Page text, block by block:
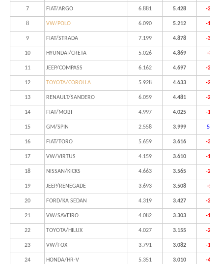
7 FIAT/ARGO 6.881 5.428 -
8 VW/POLO 6.090 5.212 -
9 FIAT/STRADA 7.199 4.878 -
10 HYUNDAI/CRETA 5.026 4.869 -
11 JEEP/COMPASS 6.162 4.697 -
12 TOYOTA/COROLLA 5.928 4.633 -
13 RENAULT/SANDERO 6.059 4.481 -
14 FIAT/MOBI 4.997 4.025 -
15 GM/SPIN 2.558 3.999
16 FIAT/TORO 5.659 3.616 -
17 VW/VIRTUS 4.159 3.610 -
18 NISSAN/KICKS 4.663 3.565 -
19 JEEP/RENEGADE 3.693 3.508 -
20 FORD/KA SEDAN 4.319 3.427 -
21 VW/SAVEIRO 4.082 3.303 -
22 TOYOTA/HILUX 4.027 3.155 -
23 VW/FOX 3.791 3.082 -
24 HONDA/HR-V 5.351 3.010 -